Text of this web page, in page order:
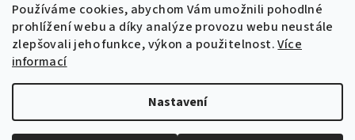
Používáme cookies, abychom Vám umožnili pohodlné
prohlížení webu a díky analýze provozu webu neustále
zlepšovali jeho funkce, výkon a použitelnost.Více
informací
Nastavení
Přihlásit se
Copyright 2026Original Moto Shop. Všechna práva
Upravit nastavení cookies
Vytvořil Shoptet